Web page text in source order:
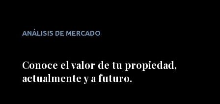
ANÁLISIS DE MERCADO
Conoce el valor de tu propiedad,
actualmente y a futuro.